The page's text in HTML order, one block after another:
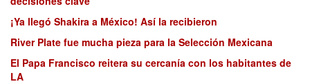
¡Ya llegó Shakira a México! Así la recibieron
River Plate fue mucha pieza para la Selección Mexicana
El Papa Francisco reitera su cercanía con los habitantes de
LA